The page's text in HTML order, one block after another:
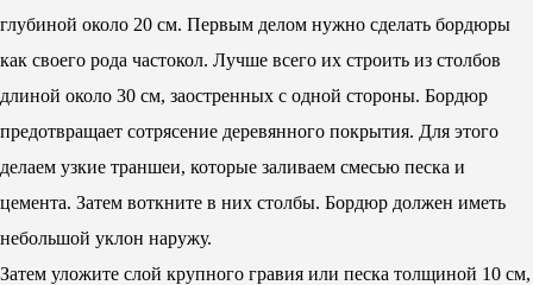
глубиной около 20 см. Первым делом нужно сделать бордюры
как своего рода частокол. Лучше всего их строить из столбов
длиной около 30 см, заостренных с одной стороны. Бордюр
предотвращает сотрясение деревянного покрытия. Для этого
делаем узкие траншеи, которые заливаем смесью песка и
цемента. Затем воткните в них столбы. Бордюр должен иметь
небольшой уклон наружу.
Затем уложите слой крупного гравия или песка толщиной 10 см,